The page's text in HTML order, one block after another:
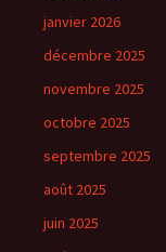
janvier 2026
décembre 2025
novembre 2025
octobre 2025
septembre 2025
août 2025
juin 2025